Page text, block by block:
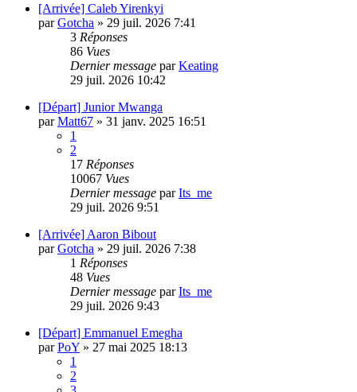
[Arrivée] Caleb Yirenkyi
parGotcha » 29 juil. 2026 7:41
3 Réponses
86 Vues
Dernier message parKeating
29 juil. 2026 10:42
[Départ] Junior Mwanga
parMatt67 » 31 janv. 2025 16:51
1
2
17 Réponses
10067 Vues
Dernier message parIts_me
29 juil. 2026 9:51
[Arrivée] Aaron Bibout
parGotcha » 29 juil. 2026 7:38
1 Réponses
48 Vues
Dernier message parIts_me
29 juil. 2026 9:43
[Départ] Emmanuel Emegha
parPoY » 27 mai 2025 18:13
1
2